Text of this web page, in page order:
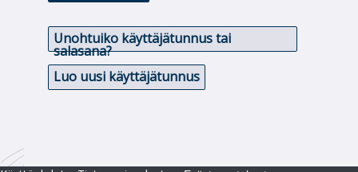
Unohtuiko käyttäjätunnus tai
salasana?
Luo uusi käyttäjätunnus